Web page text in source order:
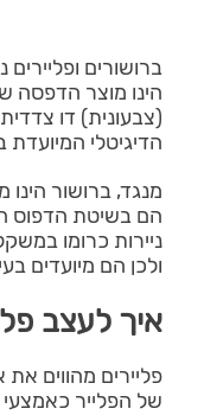
ברושורים
הדיגיטלי המיועדת בעיקר להדפסת פליירים
הם בשיטת הדפוס
ולכן הם מיועדים
איך לעצב
פליירים מהווים
של הפלייר